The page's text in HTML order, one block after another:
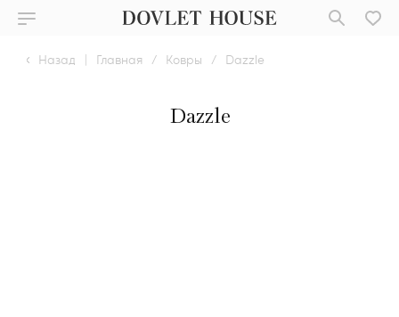
Назад | Главная / Ковры / Dazzle
Dazzle